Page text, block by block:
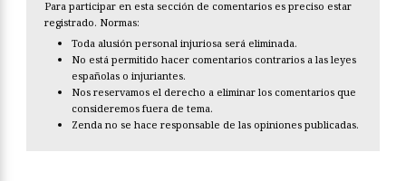
Para participar en esta sección de comentarios es preciso estar
registrado. Normas:
Toda alusión personal injuriosa será eliminada.
No está permitido hacer comentarios contrarios a las leyes
españolas o injuriantes.
Nos reservamos el derecho a eliminar los comentarios que
consideremos fuera de tema.
Zenda no se hace responsable de las opiniones publicadas.